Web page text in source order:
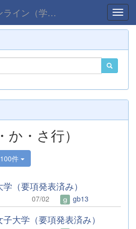
外国人入試情報オンライン（学部）
・さ行）
100件
（要項発表済み）
07/02 gb13
大学（要項発表済み）